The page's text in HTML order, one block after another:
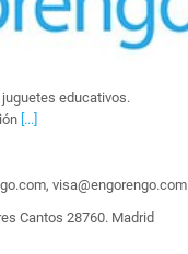
educativos.
[...]
visa@engorengo.com
Cantos 28760. Madrid